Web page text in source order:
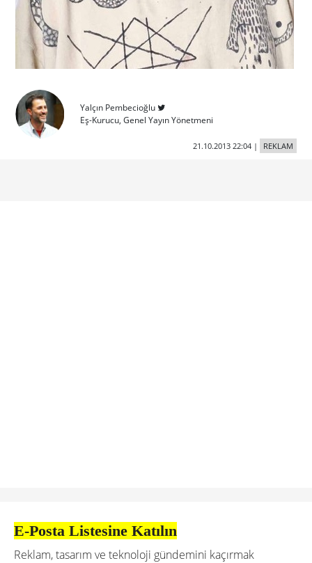
Yalçın Pembecioğlu
Eş-Kurucu, Genel Yayın Yönetmeni
21.10.2013 22:04| REKLAM
E-Posta Listesine Katılın
Reklam, tasarım ve teknoloji gündemini kaçırmak